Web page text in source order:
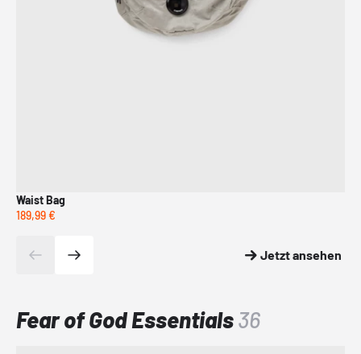
Waist Bag
189,99 €
Jetzt ansehen
Fear of God Essentials36